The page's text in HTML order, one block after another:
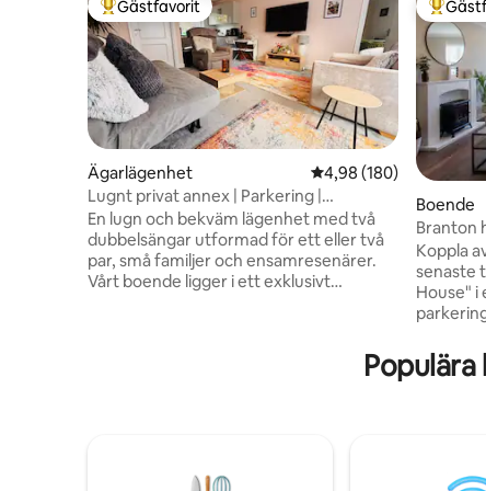
Populär gästfavorit
Gästfavorit
Ägarlägenhet 4,98 av 5 i
4,98 (180)
Lugnt privat annex | Parkering |
Djurvänligt
En lugn och bekväm lägenhet med två
dubbelsängar utformad för ett eller två
par, små familjer och ensamresenärer.
Vårt boende ligger i ett exklusivt
beläggning på fyra gäster erbjuder det
Boende
Branton
min till
Koppla
senaste
House" i
vardagsrum. Branton
Beläget